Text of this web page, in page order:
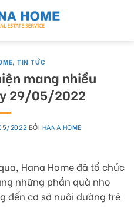
,TIN TỨC
mang nhiều
29/05/2022
2022 BỞI HANA HOME
Hana Home đã tổ chức
những phần quà nho
đến cơ sở nuôi dưỡng trẻ